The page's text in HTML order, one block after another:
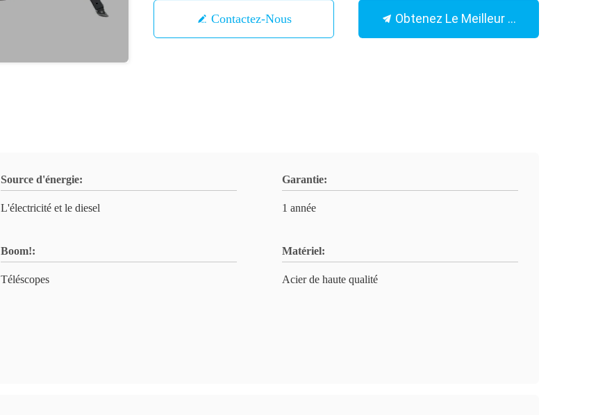
Contactez-Nous Obtenez Le Meilleur Prix
Source d'énergie:
L'électricité et le diesel
Garantie:
1 année
Boom!:
Téléscopes
Matériel:
Acier de haute qualité